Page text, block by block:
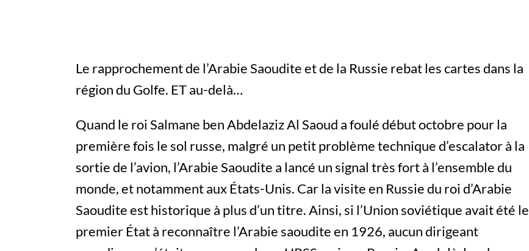
Le rapprochement de l’Arabie Saoudite et de la Russie rebat les cartes dans la
région du Golfe. ET au-delà…
Quand le roi Salmane ben Abdelaziz Al Saoud a foulé début octobre pour la
première fois le sol russe, malgré un petit problème technique d’escalator à la
sortie de l’avion, l’Arabie Saoudite a lancé un signal très fort à l’ensemble du
monde, et notamment aux États-Unis. Car la visite en Russie du roi d’Arabie
Saoudite est historique à plus d’un titre. Ainsi, si l’Union soviétique avait été le
premier État à reconnaître l’Arabie saoudite en 1926, aucun dirigeant